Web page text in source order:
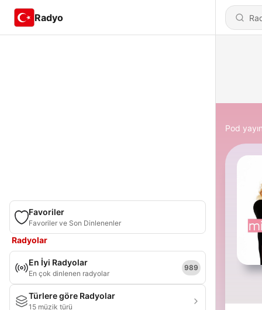
Radyo
Favoriler
Favoriler ve Son Dinlenenler
Radyolar
En İyi Radyolar
En çok dinlenen radyolar
989
Türlere göre Radyolar
15 müzik türü
Pod